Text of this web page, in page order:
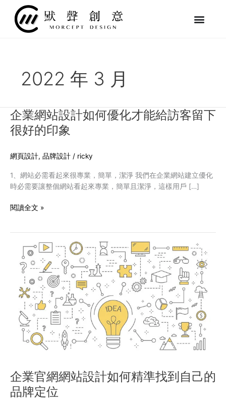
2022 年 3 月
企業網站設計如何優化才能給訪客留下
很好的印象
網頁設計, 品牌設計 / ricky
1、網站必需看起來很專業，簡單，潔淨 我們在企業網站建立優化
時必需要讓整個網站看起來專業，簡單且潔淨，這樣用戶 […]
企
業
網
設
如
何
化
能
閱讀全文 »
企業官網網站設計如何精準找到自己的
品牌定位
找
到
自